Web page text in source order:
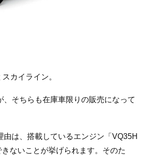
カイライン。
そちらも在庫車限りの販売になって
は、搭載しているエンジン「VQ35H
ないことが挙げられます。そのた